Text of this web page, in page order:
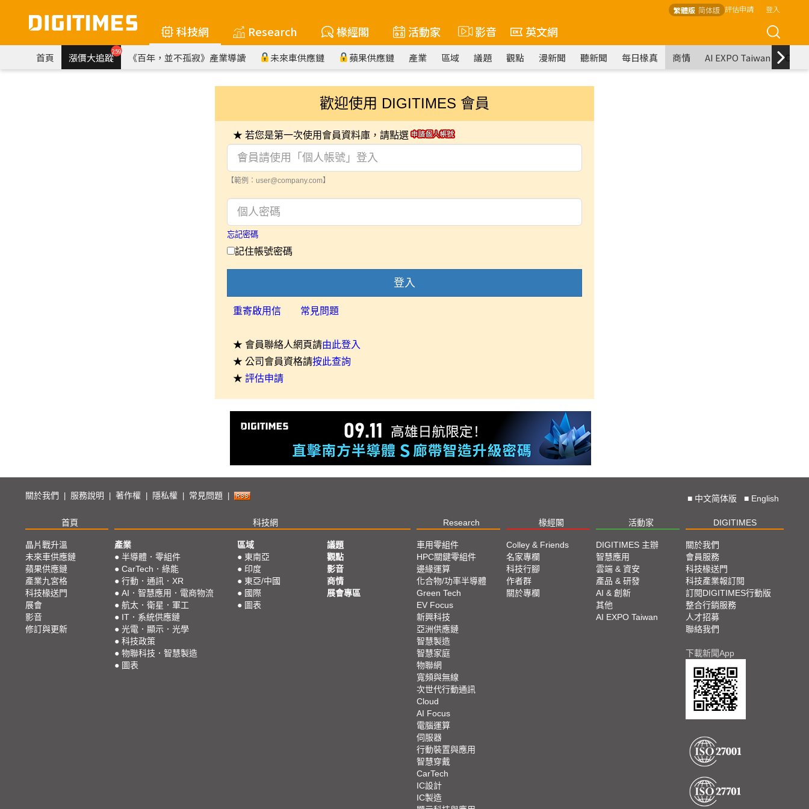
繁體版 简体版 評估申請 登入
科技網 Research 椽經閣 活動家 影音 英文網
首頁 漲價大追蹤259 《百年，並不孤寂》產業導讀 未來車供應鏈 蘋果供應鏈 產業 區域 議題 觀點 漫新聞 聽新聞 每日椽真 商情 AI EXPO Taiwan
歡迎使用 DIGITIMES 會員
★ 若您是第一次使用會員資料庫，請點選
【範例：user@company.com】
忘記密碼
記住帳號密碼
登入
重寄啟用信 常見問題
★ 會員聯絡人網頁請由此登入
★ 公司會員資格請按此查詢
★ 評估申請
關於我們 服務說明 著作權 隱私權 常見問題 ■ 中文简体版 ■ English
首頁 科技網 Research 椽經閣 活動家 DIGITIMES
晶片戰升溫
未來車供應鏈
蘋果供應鏈
產業九宮格
科技椽送門
展會
影音
修訂與更新
產業
● 半導體．零組件
● CarTech．綠能
● 行動．通訊．XR
● AI．智慧應用．電商物流
● 航太．衛星．軍工
● IT．系統供應鏈
● 光電．顯示．光學
● 科技政策
● 物聯科技．智慧製造
● 圖表
區域
● 東南亞
● 印度
● 東亞/中國
● 國際
● 圖表
議題
觀點
影音
商情
展會專區
車用零組件
HPC關鍵零組件
邊緣運算
化合物/功率半導體
Green Tech
EV Focus
新興科技
亞洲供應鏈
智慧製造
智慧家庭
物聯網
寬頻與無線
次世代行動通訊
Cloud
AI Focus
電腦運算
伺服器
行動裝置與應用
智慧穿戴
CarTech
IC設計
IC製造
Colley & Friends
名家專欄
科技行腳
作者群
關於專欄
DIGITIMES 主辦
智慧應用
雲端 & 資安
產品 & 研發
AI & 創新
其他
AI EXPO Taiwan
關於我們
會員服務
科技椽送門
科技產業報訂閱
訂閱DIGITIMES行動版
整合行銷服務
人才招募
聯絡我們
下載新聞App